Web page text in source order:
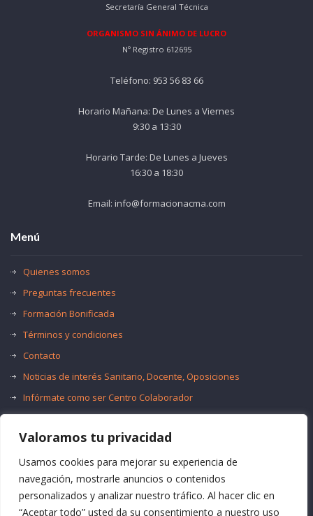
Valoramos tu privacidad
Usamos cookies para mejorar su experiencia de
navegación, mostrarle anuncios o contenidos
personalizados y analizar nuestro tráfico. Al hacer clic en
“Aceptar todo” usted da su consentimiento a nuestro uso
Secretaría General Técnica
ORGANISMO SIN ÁNIMO DE LUCRO
Nº Registro 612695
Teléfono: 953 56 83 66
Horario Mañana: De Lunes a Viernes
9:30 a 13:30
Horario Tarde: De Lunes a Jueves
16:30 a 18:30
Email: info@formacionacma.com
Menú
Quienes somos
Preguntas frecuentes
Formación Bonificada
Términos y condiciones
Contacto
Noticias de interés Sanitario, Docente, Oposiciones
Infórmate como ser Centro Colaborador
Trabaja con nosotros
Oferta de Empleo Público
Bolsas de Empleo